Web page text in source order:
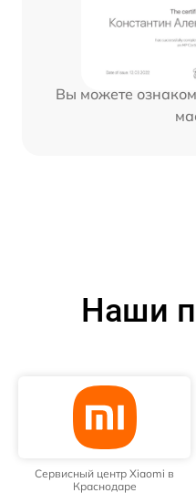
Вы можете
Наши
Сервисный центр Xiaomi в
Краснодаре